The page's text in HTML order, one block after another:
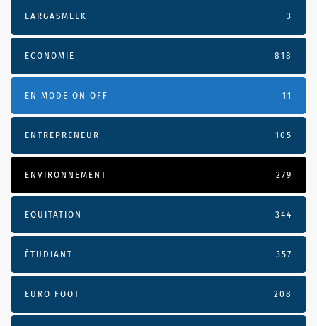
EARGASMEEK 3
ECONOMIE 818
EN MODE ON OFF 11
ENTREPRENEUR 105
ENVIRONNEMENT 279
EQUITATION 344
ÉTUDIANT 357
EURO FOOT 208